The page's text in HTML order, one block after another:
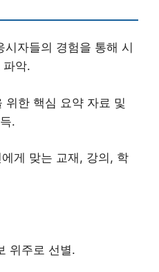
시자들의 경험을 통해 시
파악.
위한 핵심 요약 자료 및
.
에게 맞는 교재, 강의, 학
위주로 선별.